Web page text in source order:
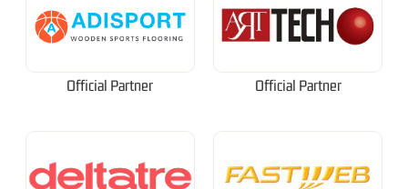
Official Partner Official Partner